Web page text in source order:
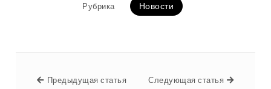
Рубрика Новости
Предыдущая статья Предыдущая статья
Следующая статья